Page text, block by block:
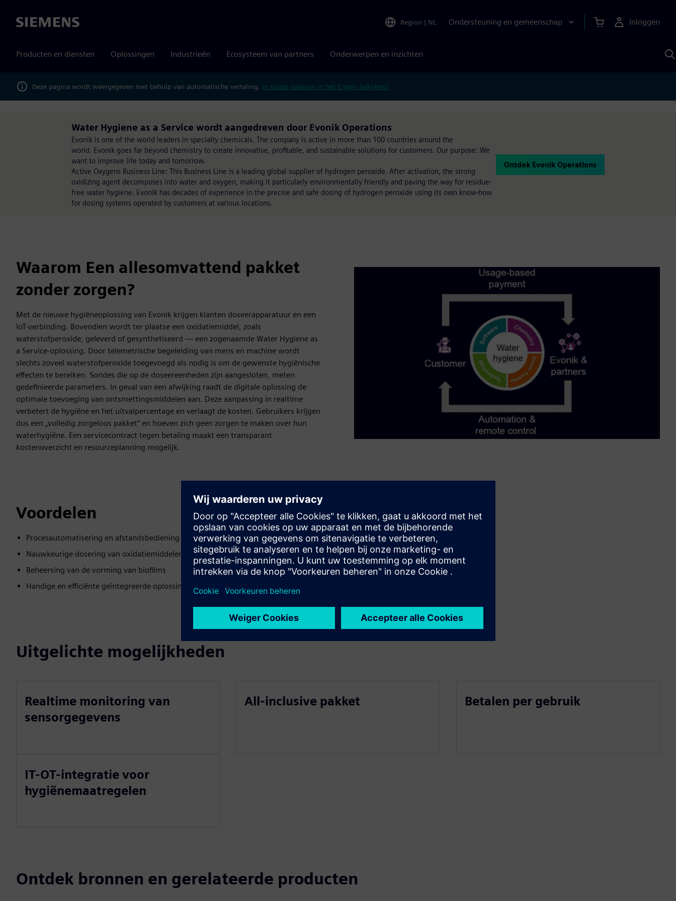
Siemens Region | NL Ondersteuning en gemeenschap Inloggen
Producten en diensten Oplossingen Industrieën Ecosysteem van partners Onderwerpen en inzichten
Deze pagina wordt weergegeven met behulp van automatische vertaling. In plaats daarvan in het Engels bekijken?
Water Hygiene as a Service wordt aangedreven door Evonik Operations
Evonik is one of the world leaders in specialty chemicals. The company is active in more than 100 countries around the
world. Evonik goes far beyond chemistry to create innovative, profitable, and sustainable solutions for customers. Our purpose: We
want to improve life today and tomorrow.
Active Oxygens Business Line: This Business Line is a leading global supplier of hydrogen peroxide. After activation, the strong
oxidizing agent decomposes into water and oxygen, making it particularly environmentally friendly and paving the way for residue-
free water hygiene. Evonik has decades of experience in the precise and safe dosing of hydrogen peroxide using its own know-how
for dosing systems operated by customers at various locations.
Ontdek Evonik Operations
Waarom Een allesomvattend pakket
zonder zorgen?
Met de nieuwe hygiëneoplossing van Evonik krijgen klanten doseerapparatuur en een
IoT-verbinding. Bovendien wordt ter plaatse een oxidatiemiddel, zoals
waterstofperoxide, geleverd of gesynthetiseerd — een zogenaamde Water Hygiene as
a Service-oplossing. Door telemetrische begeleiding van mens en machine wordt
slechts zoveel waterstofperoxide toegevoegd als nodig is om de gewenste hygiënische
effecten te bereiken. Sondes die op de doseereenheden zijn aangesloten, meten
gedefinieerde parameters. In geval van een afwijking raadt de digitale oplossing de
optimale toevoeging van ontsmettingsmiddelen aan. Deze aanpassing in realtime
verbetert de hygiëne en het uitvalpercentage en verlaagt de kosten. Gebruikers krijgen
dus een „volledig zorgeloos pakket” en hoeven zich geen zorgen te maken over hun
waterhygiëne. Een servicecontract tegen betaling maakt een transparant
kostenoverzicht en resourceplanning mogelijk.
Voordelen
Procesautomatisering en afstandsbediening
Nauwkeurige dosering van oxidatiemiddelen
Beheersing van de vorming van biofilms
Handige en efficiënte geïntegreerde oplossing
Uitgelichte mogelijkheden
Realtime monitoring van
sensorgegevens
All-inclusive pakket Betalen per gebruik
IT-OT-integratie voor
hygiënemaatregelen
Ontdek bronnen en gerelateerde producten